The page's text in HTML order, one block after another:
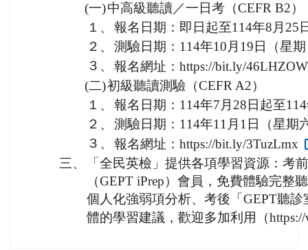
(一)中高級聽讀／一日考（CEFR B2）
１、 報名日期：即日起至114年8月25
２、 測驗日期：114年10月19日（星
３、 報名網址：https://bit.ly/
(二)初級聽讀測驗（CEFR A2）
１、 報名日期：114年7月28日起至
２、 測驗日期：114年11月1日（星期
３、 報名網址：https://bit.ly/3TuzLmx
三、
「全民英檢」提供各項學習資源：考
（GEPT iPrep）會員，免費體驗完整
個人化強弱項分析、考後「GEPT聽
體的學習建議，歡迎多加利用（